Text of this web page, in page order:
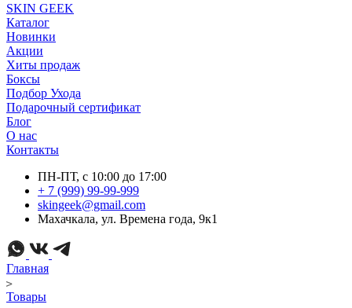
SKIN GEEK
Каталог
Новинки
Акции
Хиты продаж
Боксы
Подбор Ухода
Подарочный сертификат
Блог
О нас
Контакты
ПН-ПТ, с 10:00 до 17:00
+ 7 (999) 99-99-999
skingeek@gmail.com
Махачкала, ул. Времена года, 9к1
Главная
Товары